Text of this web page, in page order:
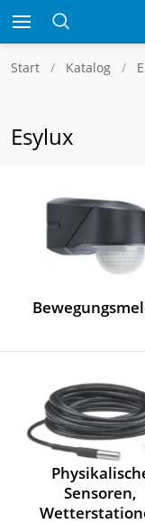
Start Katalog
Esylux
Sensoren,